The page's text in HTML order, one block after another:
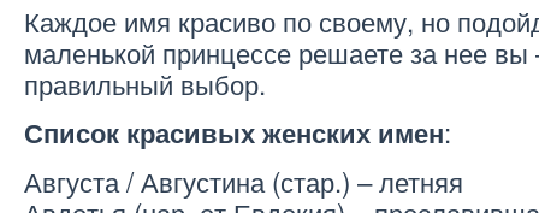
Каждое имя красиво по своему, но
маленькой принцессе решаете за нее
правильный выбор.
Список красивых женских имен:
Августа / Августина (стар.) – летняя